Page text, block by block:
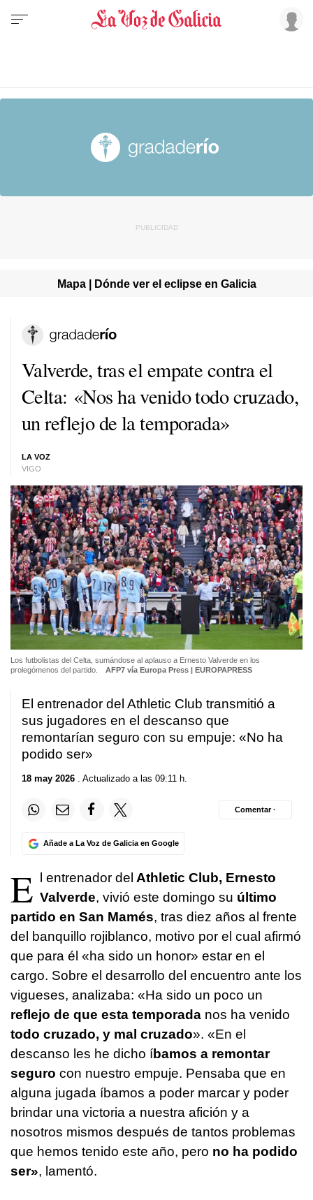
Mapa | Dónde ver el eclipse en Galicia
Valverde, tras el empate contra el
Celta: «Nos ha venido todo cruzado,
un reflejo de la temporada»
LA VOZ
VIGO
Los futbolistas del Celta, sumándose al aplauso a Ernesto Valverde en los
prolegómenos del partido.
AFP7 vía Europa Press | EUROPAPRESS
El entrenador del Athletic Club transmitió a
sus jugadores en el descanso que
remontarían seguro con su empuje: «No ha
podido ser»
18 may 2026 . Actualizado a las 09:11 h.
Añade a La Voz de Galicia en Google
Comentar ·
E l entrenador del Athletic Club, Ernesto
Valverde, vivió este domingo su último
partido en San Mamés, tras diez años al frente
del banquillo rojiblanco, motivo por el cual afirmó
que para él «ha sido un honor» estar en el
cargo. Sobre el desarrollo del encuentro ante los
vigueses, analizaba: «Ha sido un poco un
reflejo de que esta temporada nos ha venido
todo cruzado, y mal cruzado». «En el
descanso les he dicho íbamos a remontar
seguro con nuestro empuje. Pensaba que en
alguna jugada íbamos a poder marcar y poder
brindar una victoria a nuestra afición y a
nosotros mismos después de tantos problemas
que hemos tenido este año, pero no ha podido
ser», lamentó.